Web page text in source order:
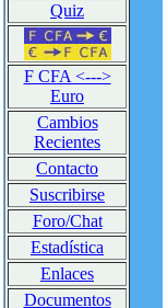
Quiz
F CFA <--->
Euro
Cambios
Recientes
Contacto
Suscribirse
Foro/Chat
Estadística
Enlaces
Documentos